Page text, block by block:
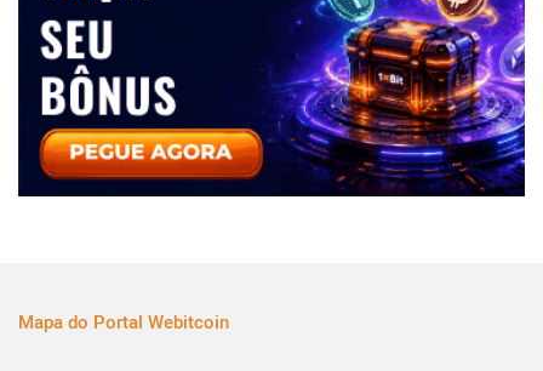
Mapa do Portal Webitcoin